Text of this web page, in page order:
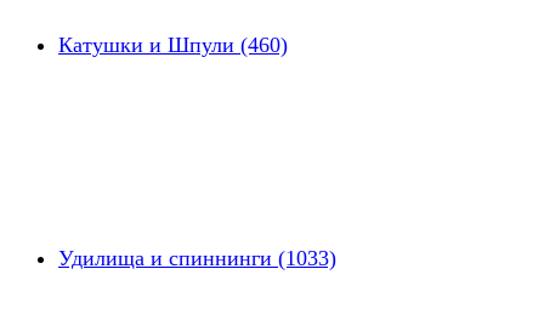
Катушки и Шпули (460)
Удилища и спиннинги (1033)